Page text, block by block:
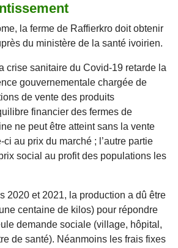
la ferme de Raffierkro doit obtenir
du ministère de la santé ivoirien.
crise sanitaire du Covid-19 retarde la
gouvernementale chargée de
de vente des produits
financier des fermes de
ne peut être atteint sans la vente
ci au prix du marché ; l’autre partie
social au profit des populations les
2020 et 2021, la production a dû être
centaine de kilos) pour répondre
demande sociale (village, hôpital,
de santé). Néanmoins les frais fixes